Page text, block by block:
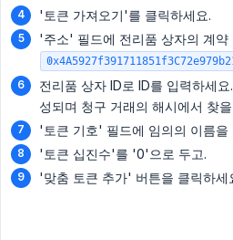
'토큰 가져오기'를 클릭하세요.
'주소' 필드에 전리품 상자의 계약
전리품 상자 ID로 ID를 입력하세
성되며 청구 거래의 해시에서 찾
'토큰 기호' 필드에 임의의 이름을
'토큰 십진수'를 '0'으로 두고.
'맞춤 토큰 추가' 버튼을 클릭하세